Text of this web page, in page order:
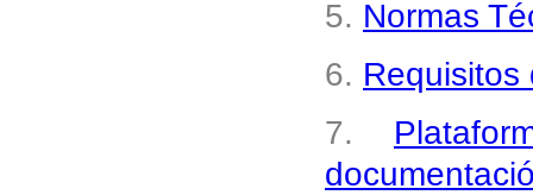
5. Normas
6. Requisitos
7.